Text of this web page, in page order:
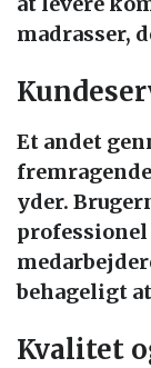
madrasser,
Et andet
yder.
behageligt
Kvalitet